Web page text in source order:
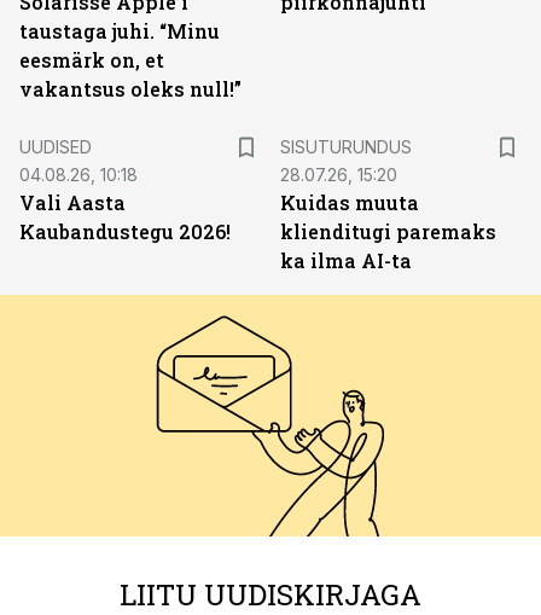
taustaga juhi. “Minu
eesmärk on, et
vakantsus oleks null!”
UUDISED
04.08.26, 10:18
Vali Aasta
Kaubandustegu 2026!
SISUTURUNDUS
28.07.26, 15:20
Kuidas muuta
klienditugi paremaks
ka ilma AI-ta
LIITU UUDISKIRJAGA